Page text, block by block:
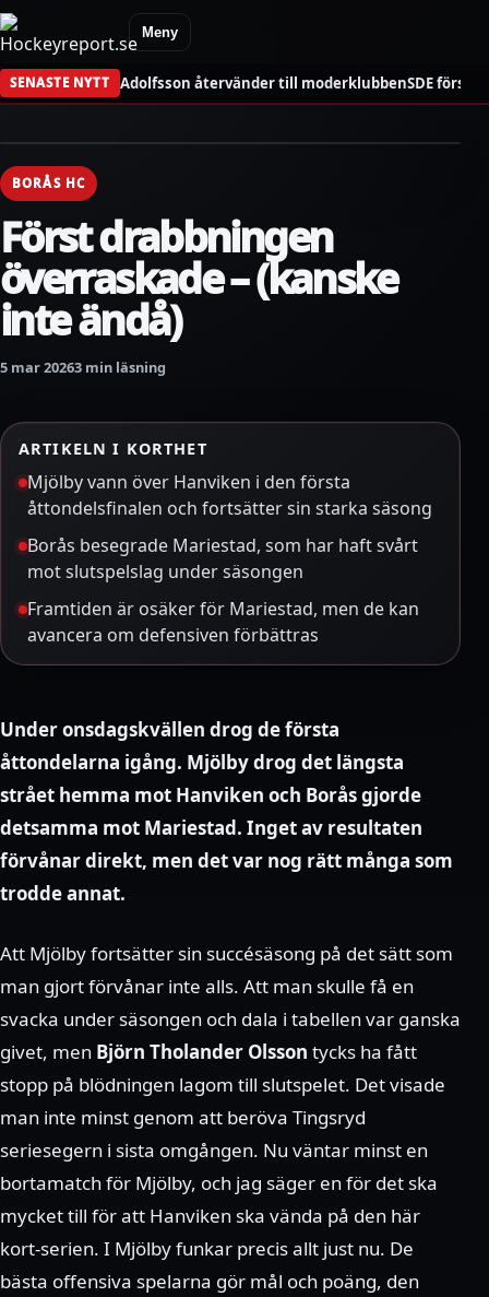
Meny
SENASTE NYTT Adolfsson återvänder till moderklubbenSDE
BORÅS HC
Först drabbningen
överraskade – (kanske
inte ändå)
5 mar 20263 min läsning
ARTIKELN I KORTHET
Mjölby vann över Hanviken i den första
åttondelsfinalen och fortsätter sin starka säsong
Borås besegrade Mariestad, som har haft svårt
mot slutspelslag under säsongen
Framtiden är osäker för Mariestad, men de kan
avancera om defensiven förbättras
Under onsdagskvällen drog de första
åttondelarna igång. Mjölby drog det längsta
strået hemma mot Hanviken och Borås gjorde
detsamma mot Mariestad. Inget av resultaten
förvånar direkt, men det var nog rätt många som
trodde annat.
Att Mjölby fortsätter sin succésäsong på det sätt som
man gjort förvånar inte alls. Att man skulle få en
svacka under säsongen och dala i tabellen var ganska
givet, men Björn Tholander Olsson tycks ha fått
stopp på blödningen lagom till slutspelet. Det visade
man inte minst genom att beröva Tingsryd
seriesegern i sista omgången. Nu väntar minst en
bortamatch för Mjölby, och jag säger en för det ska
mycket till för att Hanviken ska vända på den här
kort-serien. I Mjölby funkar precis allt just nu. De
bästa offensiva spelarna gör mål och poäng, den